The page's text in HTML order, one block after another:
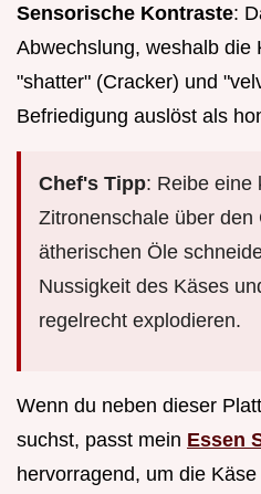
Sensorische Kontraste:
Abwechslung, weshalb die
"shatter" (Cracker) und
Befriedigung auslöst als
Chef's Tipp: Reibe eine
Zitronenschale über den
ätherischen Öle
Nussigkeit des Käses
regelrecht explodieren.
Wenn du neben dieser
suchst, passt mein Essen
hervorragend, um die